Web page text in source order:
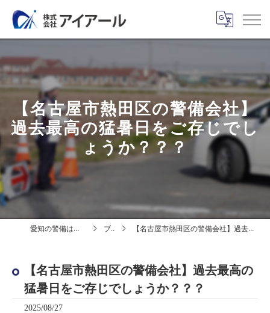
【名古屋市熱田区の警備会社】
過去最高の猛暑日をご存じでし
ょうか？？？
愛知の警備は株式会社アイアール ブログ 【名古屋市熱田区の警備会社】過去最高の猛暑日をご存じでしょうか？？？
【名古屋市熱田区の警備会社】過去最高の
猛暑日をご存じでしょうか？？？
2025/08/27